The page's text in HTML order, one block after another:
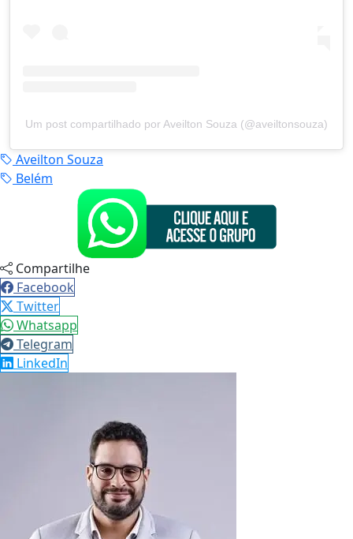
Um post compartilhado por Aveilton Souza (@aveiltonsouza)
Aveilton Souza
Belém
Compartilhe
Facebook
Twitter
Whatsapp
Telegram
LinkedIn